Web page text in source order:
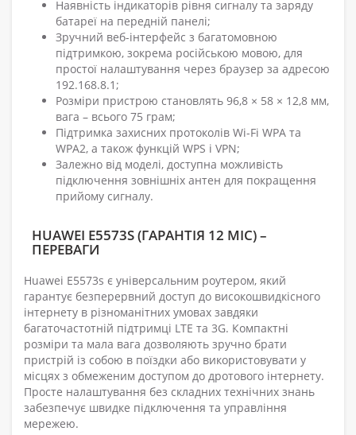
Наявність індикаторів рівня сигналу та заряду
батареї на передній панелі;
Зручний веб-інтерфейс з багатомовною
підтримкою, зокрема російською мовою, для
простої налаштування через браузер за адресою
192.168.8.1;
Розміри пристрою становлять 96,8 × 58 × 12,8 мм,
вага – всього 75 грам;
Підтримка захисних протоколів Wi-Fi WPA та
WPA2, а також функцій WPS і VPN;
Залежно від моделі, доступна можливість
підключення зовнішніх антен для покращення
прийому сигналу.
HUAWEI E5573S (ГАРАНТІЯ 12 МІС) –
ПЕРЕВАГИ
Huawei E5573s є універсальним роутером, який
гарантує безперервний доступ до високошвидкісного
інтернету в різноманітних умовах завдяки
багаточастотній підтримці LTE та 3G. Компактні
розміри та мала вага дозволяють зручно брати
пристрій із собою в поїздки або використовувати у
місцях з обмеженим доступом до дротового інтернету.
Просте налаштування без складних технічних знань
забезпечує швидке підключення та управління
мережею.